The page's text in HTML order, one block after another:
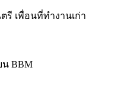
รี เพื่อนที่ทำงานเก่า
BBM